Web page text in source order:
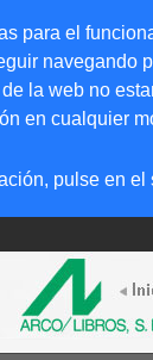
para el
navegando
la web no
en cualquier
pulse en